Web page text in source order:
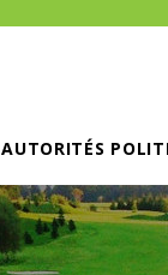
AUTORITÉS